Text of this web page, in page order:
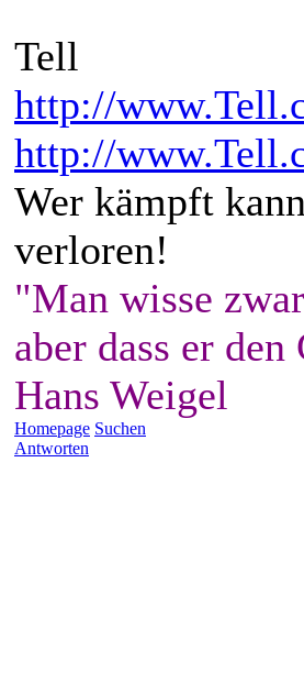
Tell
http://
http://
Wer kämpft
verloren!
"Man wisse
aber dass er
Hans Weigel
Homepage Suchen
Antworten